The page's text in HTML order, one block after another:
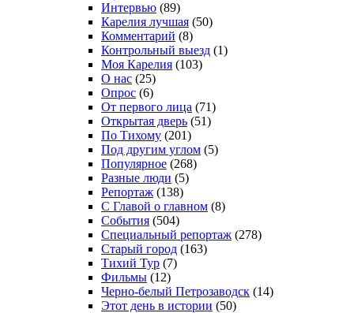
Интервью (89)
Карелия лучшая (50)
Комментарий (8)
Контрольный выезд (1)
Моя Карелия (103)
О нас (25)
Опрос (6)
От первого лица (71)
Открытая дверь (51)
По Тихому (201)
Под другим углом (5)
Популярное (268)
Разные люди (5)
Репортаж (138)
С Главой о главном (8)
События (504)
Специальный репортаж (278)
Старый город (163)
Тихий Тур (7)
Фильмы (12)
Черно-белый Петрозаводск (14)
Этот день в истории (50)